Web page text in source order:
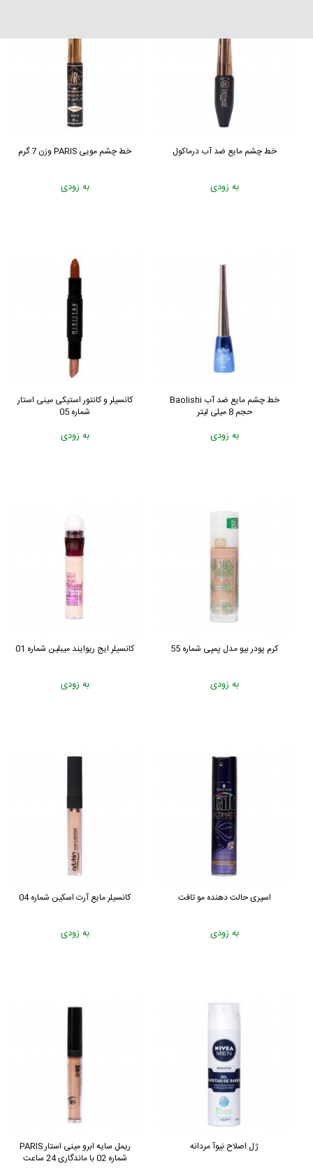
خط چشم مایع ضد آب درماکول
به زودی
خط چشم مویی PARIS وزن 7 گرم
به زودی
خط چشم مایع ضد آب Baolishi
حجم 8 میلی لیتر
به زودی
کانسیلر و کانتور استیکی مینی استار
شماره 05
به زودی
کرم پودر بیو مدل پمپی شماره 55
به زودی
کانسیلر ایج ریوایند میبلین شماره 01
به زودی
اسپری حالت دهنده مو تافت
به زودی
کانسیلر مایع آرت اسکین شماره 04
به زودی
ژل اصلاح نیوآ مردانه
ریمل سایه ابرو مینی استار PARIS
شماره 02 با ماندگاری 24 ساعت